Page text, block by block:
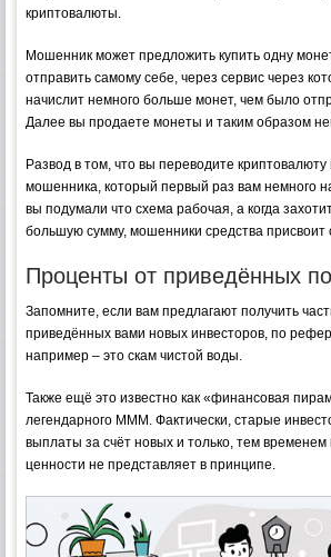
криптовалюты.
Мошенник может предложить купить одну
отправить самому себе, через сервис через
начислит немного больше монет, чем было
Далее вы продаете монеты и таким образом
Развод в том, что вы переводите
мошенника, который первый раз вам немного
вы подумали что схема рабочая, а когда
большую сумму, мошенники средства присвоит
Проценты от приведённых
Запомните, если вам предлагают получить
приведённых вами новых инвесторов, по
например – это скам чистой воды.
Также ещё это известно как «финансовая
легендарного МММ. Фактически, старые
выплаты за счёт новых и только, тем временем
ценности не представляет в принципе.